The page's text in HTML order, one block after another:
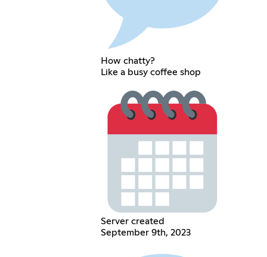
How chatty?
Like a busy coffee shop
Server created
September 9th, 2023